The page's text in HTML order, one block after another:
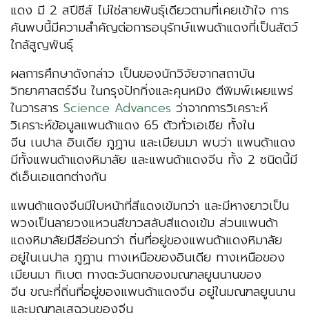
แดง มี 2 สปีชีส์ ไม่ใช่สายพันธุ์เดียวตามที่เคยเข้าใจ การ
ค้นพบนี้มีความสำคัญต่อการอนุรักษ์แพนด้าแดงที่เป็นสัตว์
ใกล้สูญพันธุ์
ผลการศึกษาดังกล่าว เป็นของนักวิจัยจากสถาบัน
วิทยาศาสตร์จีน ในกรุงปักกิ่งและคุนหมิง ตีพิมพ์เผยแพร่
ในวารสาร Science Advances ว่าจากการวิเคราะห์
วิเคราะห์ข้อมูลแพนด้าแดง 65 ตัวทั่วเอเชีย ทั้งใน
จีน เนปาล อินเดีย ภูฏาน และเมียนมา พบว่า แพนด้าแดง
มีทั้งแพนด้าแดงหิมาลัย และแพนด้าแดงจีน ทั้ง 2 ชนิดนี้มี
ดีเอ็นเอแตกต่างกัน
แพนด้าแดงจีนมีใบหน้าที่สีแดงเข้มกว่า และมีหางยาวเป็น
พวงเป็นลายวงแหวนสีขาวสลับสีแดงเข้ม ส่วนแพนด้า
แดงหิมาลัยมีสีอ่อนกว่า ถิ่นที่อยู่ของแพนด้าแดงหิมาลัย
อยู่ในเนปาล ภูฏาน ทางเหนือของอินเดีย ทางเหนือของ
เมียนมา ทิเบต ทางตะวันตกของมณฑลยูนนานของ
จีน ขณะที่ถิ่นที่อยู่ของแพนด้าแดงจีน อยู่ในมณฑลยูนนาน
และมณฑลเสฉวนของจีน